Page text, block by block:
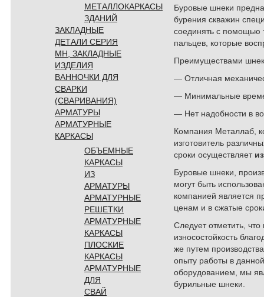
МЕТАЛЛОКАРКАСЫ
ЗДАНИЙ
ЗАКЛАДНЫЕ
ДЕТАЛИ СЕРИЯ
МН, ЗАКЛАДНЫЕ
ИЗДЕЛИЯ
ВАННОЧКИ ДЛЯ
СВАРКИ
(СВАРИВАНИЯ)
АРМАТУРЫ
АРМАТУРНЫЕ
КАРКАСЫ
ОБЪЕМНЫЕ
КАРКАСЫ
ИЗ
АРМАТУРЫ
АРМАТУРНЫЕ
РЕШЕТКИ
АРМАТУРНЫЕ
КАРКАСЫ
ПЛОСКИЕ
КАРКАСЫ
АРМАТУРНЫЕ
ДЛЯ
СВАЙ
Буровые шнеки
бурения скважин
соединять с помощью
пальцев, которые
Преимуществами
— Отличная
— Минимальные
— Нет надобности в
Компания Металлаб,
изготовитель
сроки осуществляет
Буровые шнеки,
могут быть
компанией является
ценам и в сжатые
Следует отметить,
износостойкость
же путем
опыту работы в
оборудованием, мы
бурильные шнеки.